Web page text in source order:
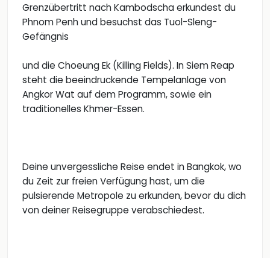
Grenzübertritt nach Kambodscha erkundest du
Phnom Penh und besuchst das Tuol-Sleng-
Gefängnis
und die Choeung Ek (Killing Fields). In Siem Reap
steht die beeindruckende Tempelanlage von
Angkor Wat auf dem Programm, sowie ein
traditionelles Khmer-Essen.
Deine unvergessliche Reise endet in Bangkok, wo
du Zeit zur freien Verfügung hast, um die
pulsierende Metropole zu erkunden, bevor du dich
von deiner Reisegruppe verabschiedest.